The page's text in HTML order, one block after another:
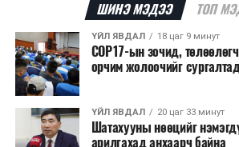
ШИНЭ МЭДЭЭ ТОП
ҮЙЛ ЯВДАЛ 18 цаг 9 минут
COP17-ын зочид,
орчим жолоочийг
ҮЙЛ ЯВДАЛ 20 цаг 33 минут
Шатахууны нөөцийг
арилгахад анхаарч байна